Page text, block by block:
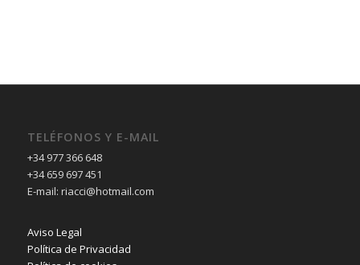
TELÉFONOS Y E-MAIL
+34 977 366 648
+34 659 697 451
E-mail: riacci@hotmail.com
Aviso Legal
Política de Privacidad